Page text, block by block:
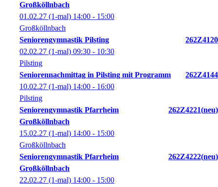
Großköllnbach
01.02.27 (1-mal) 14:00 - 15:00
Großköllnbach
Seniorengymnastik Pilsting
262Z4120
02.02.27 (1-mal) 09:30 - 10:30
Pilsting
Seniorennachmittag in Pilsting mit Programm
262Z4144
10.02.27 (1-mal) 14:00 - 16:00
Pilsting
Seniorengymnastik Pfarrheim
Großköllnbach
262Z4221 neu
15.02.27 (1-mal) 14:00 - 15:00
Großköllnbach
Seniorengymnastik Pfarrheim
Großköllnbach
262Z4222 neu
22.02.27 (1-mal) 14:00 - 15:00